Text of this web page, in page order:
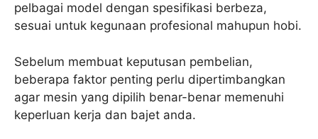
pelbagai model dengan spesifikasi berbeza,
sesuai untuk kegunaan profesional mahupun hobi.
Sebelum membuat keputusan pembelian,
beberapa faktor penting perlu dipertimbangkan
agar mesin yang dipilih benar-benar memenuhi
keperluan kerja dan bajet anda.